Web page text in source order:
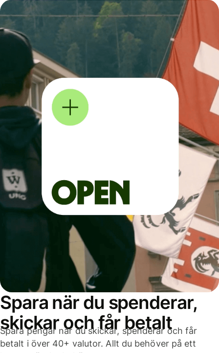
Spara när du spenderar,
skickar och får betalt
Spara pengar när du skickar, spenderar och får
betalt i över 40+ valutor. Allt du behöver på ett